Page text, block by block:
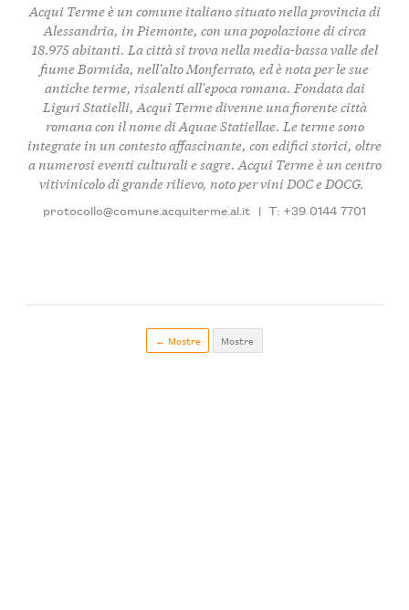
Acqui Terme è un comune italiano situato nella provincia di
Alessandria, in Piemonte, con una popolazione di circa
18.975 abitanti. La città si trova nella media-bassa valle del
fiume Bormida, nell'alto Monferrato, ed è nota per le sue
antiche terme, risalenti all'epoca romana. Fondata dai
Liguri Statielli, Acqui Terme divenne una fiorente città
romana con il nome di Aquae Statiellae. Le terme sono
integrate in un contesto affascinante, con edifici storici, oltre
a numerosi eventi culturali e sagre. Acqui Terme è un centro
vitivinicolo di grande rilievo, noto per vini DOC e DOCG.
protocollo@comune.acquiterme.al.it | T: +39 0144 7701
← Mostre Mostre